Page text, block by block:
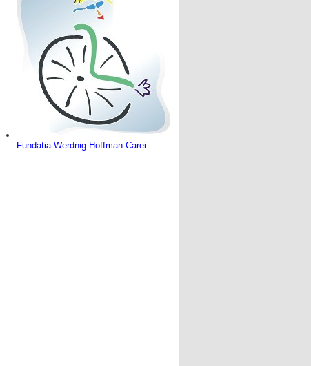
Fundatia Werdnig Hoffman Carei